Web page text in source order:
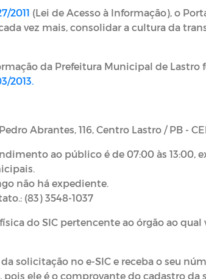
2011 (Lei de Acesso à Informação), o
vez mais, consolidar a cultura da
da Prefeitura Municipal de
2013.
Abrantes, 116, Centro Lastro / PB -
ao público é de 07:00 às 13:00,
não há expediente.
(83) 3548-1037
do SIC pertencente ao órgão ao
solicitação no e-SIC e receba o seu
ele é o comprovante do cadastro da